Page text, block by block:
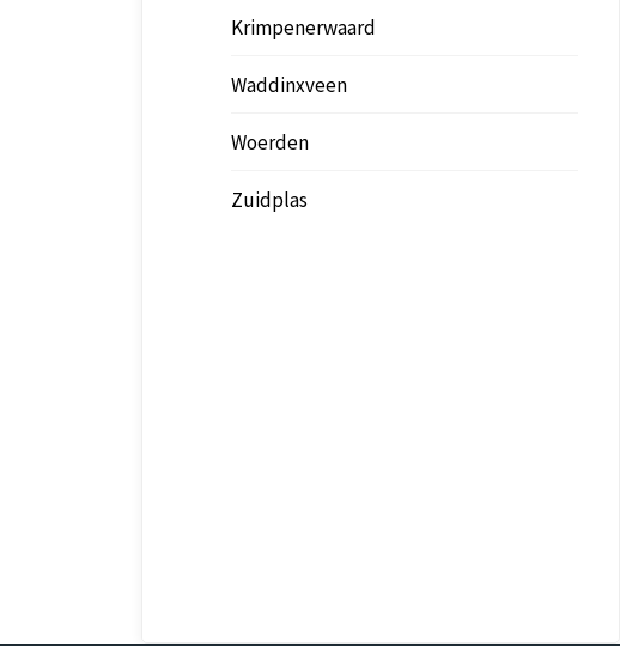
Krimpenerwaard
Waddinxveen
Woerden
Zuidplas